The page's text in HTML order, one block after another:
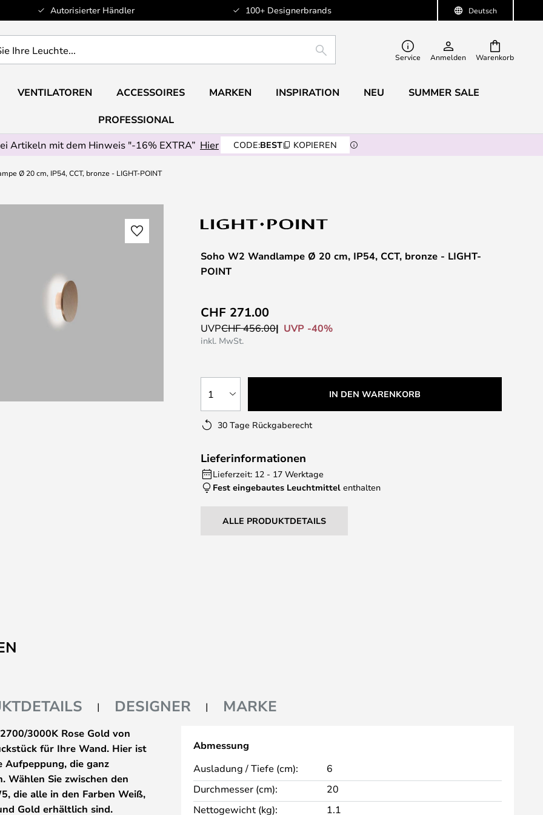
Deutsch
Autorisierter Händler 100+ Designerbrands
Warenkorb
SUCHE Service Anmelden
VENTILATOREN ACCESSOIRES MARKEN INSPIRATION NEU SUMMER SALE
PROFESSIONAL
Artikeln mit dem Hinweis "-16% EXTRA” Hier CODE:BEST KOPIEREN
Ø 20 cm, IP54, CCT, bronze - LIGHT-POINT
Soho W2 Wandlampe Ø 20 cm, IP54, CCT, bronze - LIGHT-
POINT
CHF 271.00
UVPCHF 456.00 UVP -40%
inkl. MwSt.
1 IN DEN WARENKORB
30 Tage Rückgaberecht
Lieferinformationen
Lieferzeit: 12 - 17 Werktage
Fest eingebautes Leuchtmittel enthalten
ALLE PRODUKTDETAILS
DESIGNER MARKE
3000K Rose Gold von
für Ihre Wand. Hier ist
die ganz
Wählen Sie zwischen den
die alle in den Farben Weiß,
Gold erhältlich sind.
Abmessung
Ausladung / Tiefe (cm):
6
Durchmesser (cm):
20
Nettogewicht (kg):
1.1